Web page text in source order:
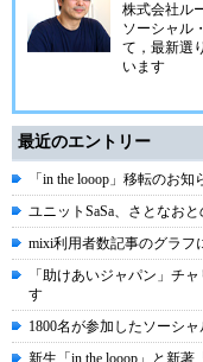
株式会社ル
ソーシャル
て，最新選
います
最近のエントリー
「in the looop」移転のお知
ユニットSaSa、さとなお
mixi利用者数記事のグラフ
「助けあいジャパン」チ
す
1800名が参加したソーシ